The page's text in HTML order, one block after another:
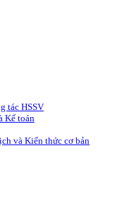
tác HSSV
Kế toán
và Kiến thức cơ bản